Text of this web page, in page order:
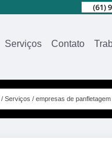
(61)
Serviços Contato
Serviços empresas de panfletagem